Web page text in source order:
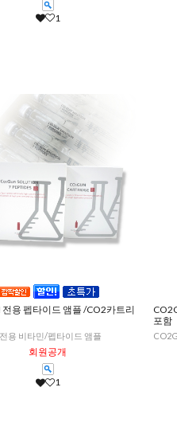
1
용 펩타이드 앰플 /CO2카트리
용 비타민/펩타이드 앰플
회원공개
1
포함